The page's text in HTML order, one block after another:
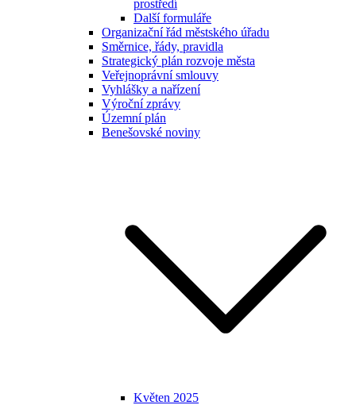
prostředí
Další formuláře
Organizační řád městského úřadu
Směrnice, řády, pravidla
Strategický plán rozvoje města
Veřejnoprávní smlouvy
Vyhlášky a nařízení
Výroční zprávy
Územní plán
Benešovské noviny
Květen 2025